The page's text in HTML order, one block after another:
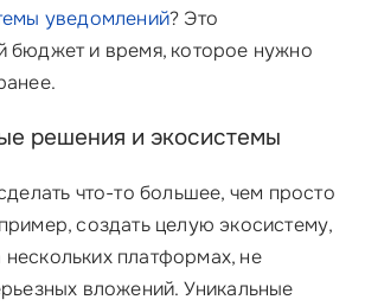
уведомлений? Это
бюджет и время, которое нужно
решения и экосистемы
что-то большее, чем просто
создать целую экосистему,
платформах, не
вложений. Уникальные